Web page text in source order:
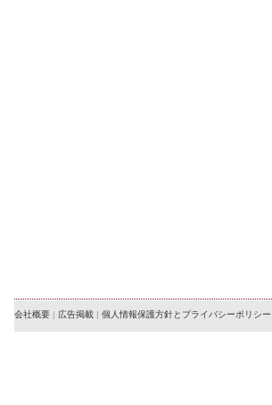
会社概要 | 広告掲載 | 個人情報保護方針とプライバシーポリシー